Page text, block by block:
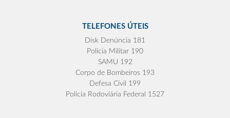
TELEFONES ÚTEIS
Disk Denúncia 181
Polícia Militar 190
SAMU 192
Corpo de Bombeiros 193
Defesa Civil 199
Polícia Rodoviária Federal 1527